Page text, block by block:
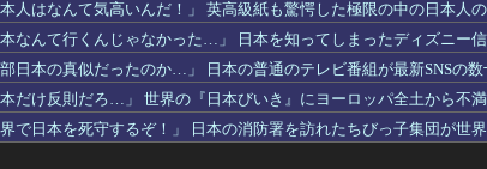
が許してくれなくて詰む・・・
wwwwww
点 合計600点満点の爆乳女さん現るｗｗｗwｗｗｗ...
なきゃいけないのは高市、アメリカ、イスラエル」→広島県民...
香生誕ポストが完璧すぎる！！！【乃木坂46】
上自衛隊のトマホーク試射を批判「周辺の安全保障上の脅威を...
れだけ？」義兄夫婦「でも新築を建てる予定だから」→あま...
人はなんて気高いんだ！」 英高級紙も驚愕した極限の中の日本人
なんて行くんじゃなかった…」 日本を知ってしまったディズニー
日本の真似だったのか…」 日本の普通のテレビ番組が最新SNSの
だけ反則だろ…」 世界の『日本びいき』にヨーロッパ全土から不
で日本を死守するぞ！」 日本の消防署を訪れたちびっ子集団が世